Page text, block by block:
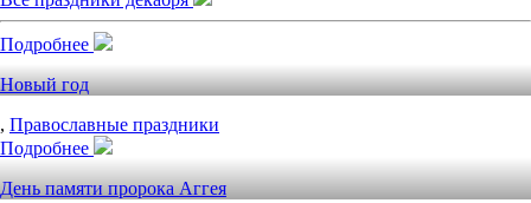
Подробнее
Новый год
, Православные праздники
Подробнее
День памяти пророка Аггея